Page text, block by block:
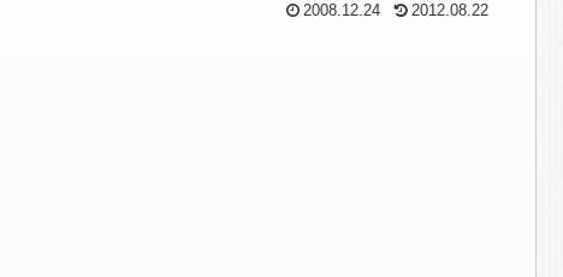
2008.12.24 2012.08.22